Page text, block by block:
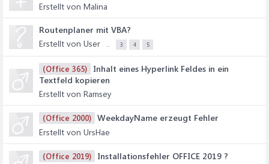
Erstellt von Malina
Routenplaner mit VBA?
Erstellt von User
3 4 5
(Office 365)
Inhalt eines Hyperlink Feldes in ein
Textfeld kopieren
Erstellt von Ramsey
(Office 2000) WeekdayName erzeugt Fehler
Erstellt von UrsHae
(Office 2019)
Installationsfehler OFFICE 2019 ?